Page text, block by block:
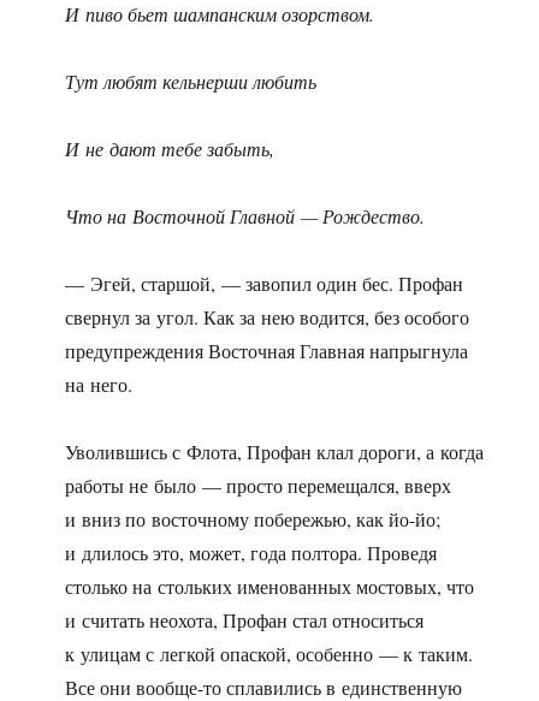
И пиво бьет шампанским озорством.
Тут любят кельнерши любить
И не дают тебе забыть,
Что на Восточной Главной — Рождество.
— Эгей, старшой, — завопил один бес. Профан
свернул за угол. Как за нею водится, без особого
предупреждения Восточная Главная напрыгнула
на него.
Уволившись с Флота, Профан клал дороги, а когда
работы не было — просто перемещался, вверх
и вниз по восточному побережью, как йо-йо;
и длилось это, может, года полтора. Проведя
столько на стольких именованных мостовых, что
и считать неохота, Профан стал относиться
к улицам с легкой опаской, особенно — к таким.
Все они вообще-то сплавились в единственную